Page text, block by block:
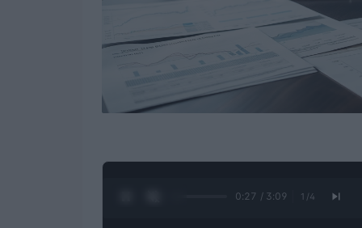
0:28 / 3:09 1 /4